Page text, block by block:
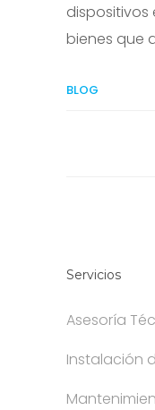
dispositivos
bienes que
BLOG
Servicios
Asesoría
Instalación